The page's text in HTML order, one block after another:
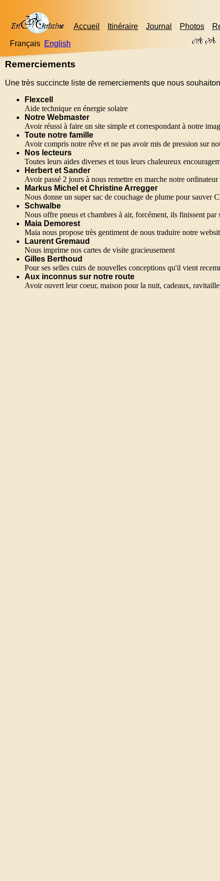
Français English
Accueil Itinéraire Journal Photos
Remerciements
Une très succincte liste de remerciements que nous
Flexcell
Aide technique en énergie solaire
Notre Webmaster
Avoir réussi à faire un site simple et correspondant à notre
Toute notre famille
Avoir compris notre rêve et ne pas avoir mis de pression sur
Nos lecteurs
Toutes leurs aides diverses et tous leurs chaleureux
Herbert et Sander
Avoir passé 2 jours à nous remettre en marche notre ordinateur
Markus Michel et Christine Arregger
Nous donne un super sac de couchage de plume pour sauver
Schwalbe
Nous offre pneus et chambres à air, forcément, ils finissent par
Maia Demorest
Maia nous propose très gentiment de nous traduire notre
Laurent Gremaud
Nous imprime nos cartes de visite gracieusement
Gilles Berthoud
Pour ses selles cuirs de nouvelles conceptions qu'il vient
Aux inconnus sur notre route
Avoir ouvert leur coeur, maison pour la nuit, cadeaux,